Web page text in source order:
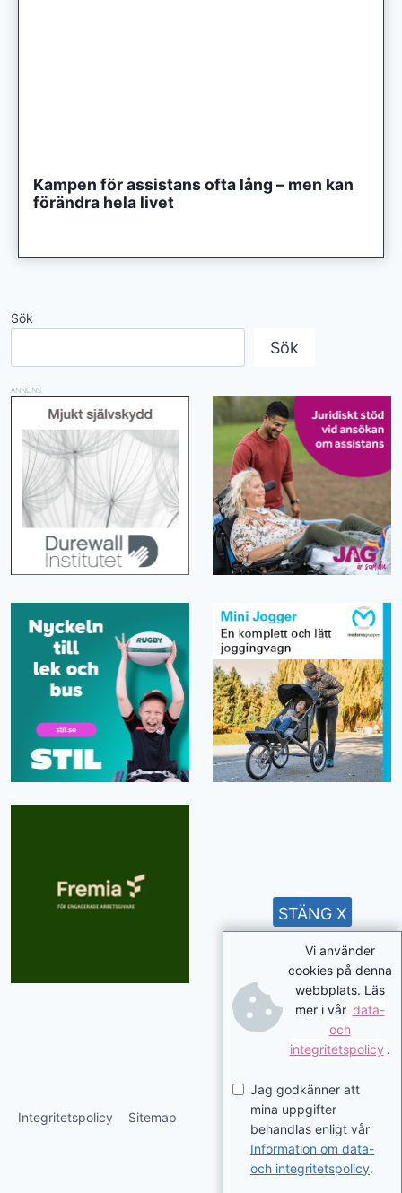
Kampen för assistans ofta lång – men kan
förändra hela livet
Sök
Sök
ANNONS
Integritetspolicy Sitemap
Vi använder
cookies på denna
webbplats. Läs
mer i vår data-
och
integritetspolicy .
Jag godkänner att
mina uppgifter
behandlas enligt vår
Information om data-
och integritetspolicy.
STÄNG X